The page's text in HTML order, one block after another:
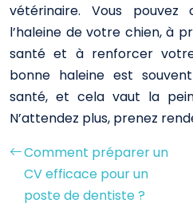
vétérinaire. Vous
l’haleine de votre chien, à
santé et à renforcer
bonne haleine est
santé, et cela vaut la
N’attendez plus, prenez
Comment préparer un
CV efficace pour un
poste de dentiste ?